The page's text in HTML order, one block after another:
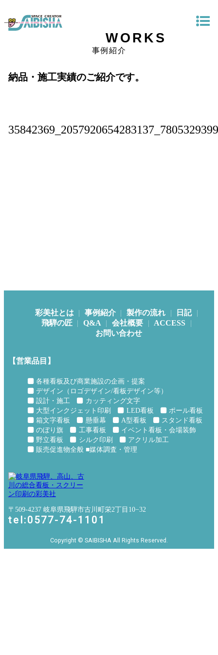
WORKS
事例紹介
納品・施工実績のご紹介です。
彩美社とは 事例紹介 製作の流れ
日記
飛騨の匠
Q&A 会社概要
ACCESS
お問い合わせ
【営業品目】
各種看板及び商業施設の企画・提案
デザイン（ロゴデザイン/看板デザイン等）
設計・施工
カッティング文字
大型インクジェット印刷
LED看板
ポール看板
箱文字看板
懸垂幕 A型看板
スタンド看板
のぼり旗
工事看板
イベント看板・会場装飾
野立看板
シルク印刷
アクリル加工
販売促進物全般 ■媒体調査・管理
〒509-4237 岐阜県飛騨市古川町栄2丁目10−32
tel:0577-74-1101
Copyright © SAIBISHA All Rights Reserved.